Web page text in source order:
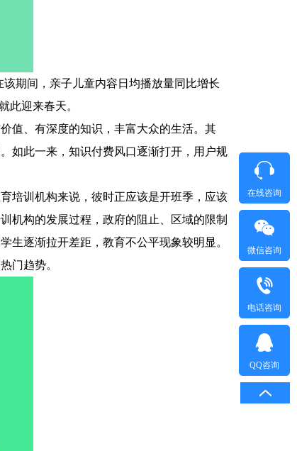
该期间，亲子儿童内容日均播放量同比增长
此迎来春天。
值、有深度的知识，丰富大众的生活。其
如此一来，知识付费风口逐渐打开，用户规
培训机构来说，彼时正应该是开班季，应该
机构的发展过程，政府的阻止、区域的限制
生逐渐拉开差距，教育不公平现象较明显。
门趋势。
在线咨询
微信咨询
电话咨询
QQ咨询